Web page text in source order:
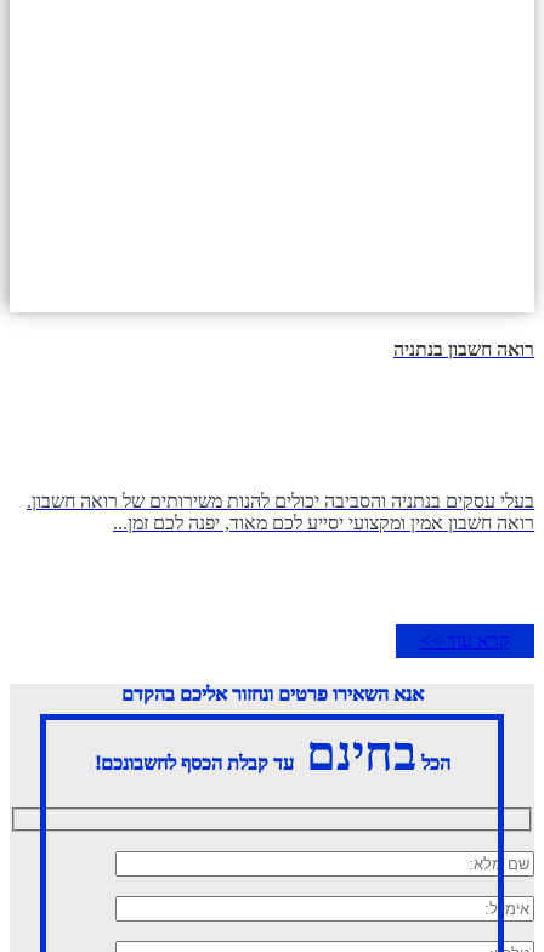
רואה חשבון בנתניה
בעלי עסקים בנתניה והסביבה יכולים להנות משירותים של רואה חשבון.
רואה חשבון אמין ומקצועי יסייע לכם מאוד, יפנה לכם זמן...
קרא עוד >>
אנא השאירו פרטים ונחזור אליכם בהקדם
הכל בחינםעד קבלת הכסף לחשבונכם!